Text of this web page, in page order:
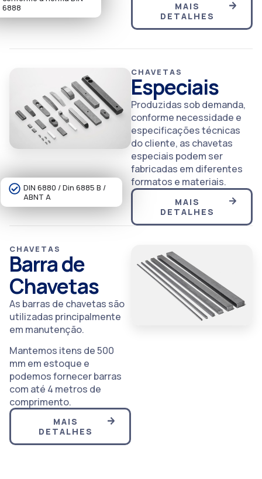
MAIS
DETALHES
6888
DIN 6880 / Din 6885 B /
ABNT A
CHAVETAS
Especiais
Produzidas sob demanda,
conforme necessidade e
especificações técnicas
do cliente, as chavetas
especiais podem ser
fabricadas em diferentes
formatos e materiais.
MAIS
DETALHES
CHAVETAS
Barra de
Chavetas
As barras de chavetas são
utilizadas principalmente
em manutenção.
Mantemos itens de 500
mm em estoque e
podemos fornecer barras
com até 4 metros de
comprimento.
MAIS
DETALHES